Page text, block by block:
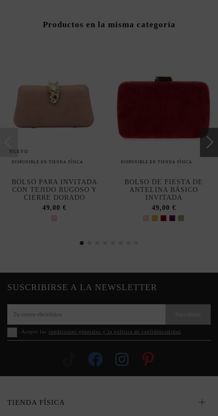
Productos en la misma categoría
NUEVO
DISPONIBLE EN TIENDA FÍSICA
BOLSO PARA INVITADA
CON TEJIDO RUGOSO Y
CIERRE DORADO
49,00 €
DISPONIBLE EN TIENDA FÍSICA
BOLSO DE FIESTA DE
ANTELINA BÁSICO
INVITADA
49,00 €
SUSCRIBIRSE A LA NEWSLETTER
Acepto las condiciones generales y la política de confidencialidad
TIENDA FÍSICA